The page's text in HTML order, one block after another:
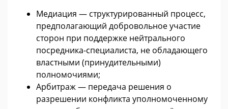
Медиация — структурированный процесс,
предполагающий добровольное участие
сторон при поддержке нейтрального
посредника-специалиста, не обладающего
властными (принудительными)
полномочиями;
Арбитраж — передача решения о
разрешении конфликта уполномоченному